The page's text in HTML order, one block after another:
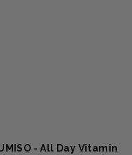
- All Day Vitamin